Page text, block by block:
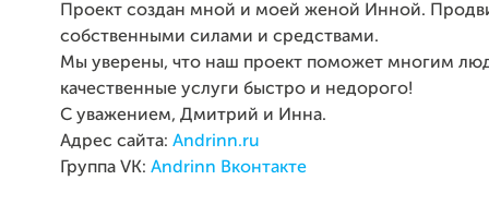
Проект создан мной и моей женой Инной.
собственными силами и средствами.
Мы уверены, что наш проект поможет многим
качественные услуги быстро и недорого!
С уважением, Дмитрий и Инна.
Адрес сайта: Andrinn.ru
Группа VK: Andrinn Вконтакте